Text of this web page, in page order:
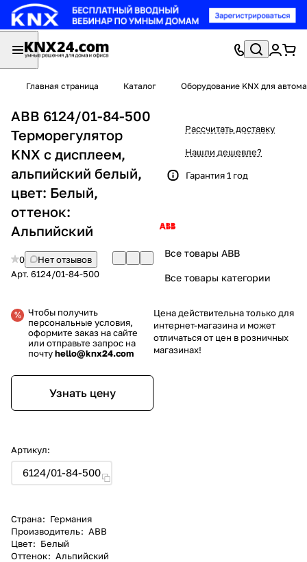
Главная страница Каталог Оборудование KNX для
ABB 6124/01-84-500
Терморегулятор
KNX c дисплеем,
альпийский белый,
цвет: Белый,
оттенок:
Альпийский
0
Нет отзывов
Арт. 6124/01-84-500
Чтобы получить
персональные условия,
оформите заказ на сайте
или отправьте запрос на
почтуhello@knx24.com
Узнать цену
Артикул:
6124/01-84-500
Страна: Германия
Производитель: ABB
Цвет: Белый
Оттенок: Альпийский
Рассчитать доставку
Нашли дешевле?
Гарантия 1 год
Все товары ABB
Все товары категории
Цена действительна только для
интернет-магазина и может
отличаться от цен в розничных
магазинах!